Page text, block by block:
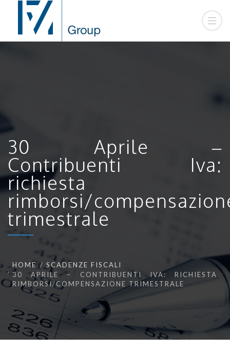
30 Aprile –
Contribuenti Iva:
richiesta
rimborsi/
trimestrale
HOME
SCADENZE FISCALI
30 APRILE – CONTRIBUENTI IVA: RICHIESTA
RIMBORSI/COMPENSAZIONE TRIMESTRALE